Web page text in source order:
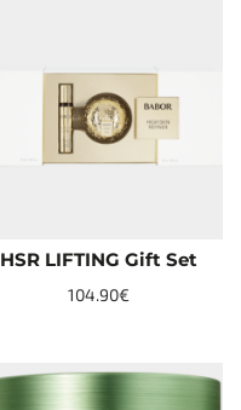
NEW
HSR LIFTING Gift Set
104.90€